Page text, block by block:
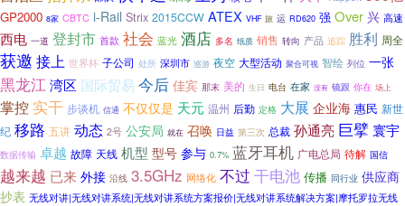
GP2000 8家 CBTC i-Rail Strix 2015CCW ATEX VHF 旅 运 RD620 强 Over 兴 高速
西电 一道 登封市 首款 社会 蓝光 酒店 多名 纸质 销售 转向 产品 追踪 胜利 周全
获邀 接上 世界杯 子公司 处所 深圳市 巡游 夜空 大型活动 聚合可视 智绘 列位 一张
黑龙江湾区 国际贸易 今后 佳宾 那末 美的 生日 电台 在家 没有 镜跟 你在 场上
掌控 实干 步谈机 信通 不仅仅是 天元 温州 后勤 定格 大展 企业海 惠民 新世
纪 移路 五讲 动态 2号 公安局 就在 召唤 日益 第三次 总裁 孙通亮 巨擘 寰宇
数据传输 卓越 故障 天线 机型 型号 参与 0.7% 蓝牙耳机 广电总局 待解 国信
越来越 已来 外接 沿线 3.5GHz 网络化 不过 干电池 传播 同行业 供应商
抄表 无线对讲|无线对讲系统|无线对讲系统方案报价|无线对讲系统解决方案|摩托罗拉无线